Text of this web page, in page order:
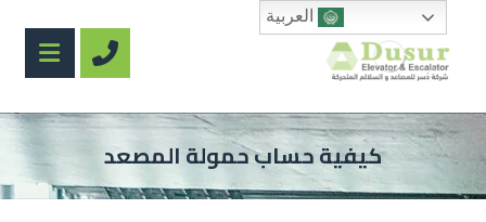
كيفية حساب حمولة المصعد
العربية